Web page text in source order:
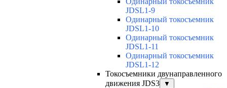
JDSL1-9
Одинарный токосъемник
JDSL1-10
Одинарный токосъемник
JDSL1-11
Одинарный токосъемник
JDSL1-12
Токосъемники двунаправленного
движения JDS3
▼